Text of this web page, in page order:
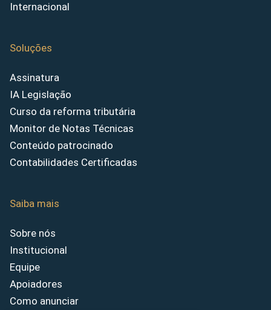
Internacional
Soluções
Assinatura
IA Legislação
Curso da reforma tributária
Monitor de Notas Técnicas
Conteúdo patrocinado
Contabilidades Certificadas
Saiba mais
Sobre nós
Institucional
Equipe
Apoiadores
Como anunciar